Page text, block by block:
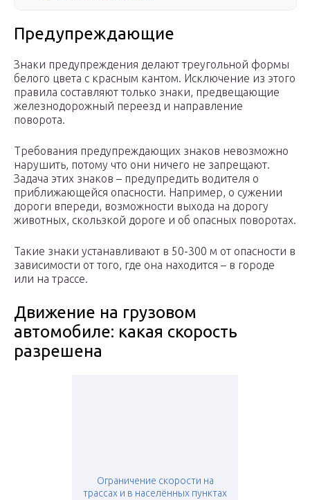
Предупреждающие
Знаки предупреждения делают треугольной формы
белого цвета с красным кантом. Исключение из этого
правила составляют только знаки, предвещающие
железнодорожный переезд и направление
поворота.
Требования предупреждающих знаков невозможно
нарушить, потому что они ничего не запрещают.
Задача этих знаков – предупредить водителя о
приближающейся опасности. Например, о сужении
дороги впереди, возможности выхода на дорогу
животных, скользкой дороге и об опасных поворотах.
Такие знаки устанавливают в 50-300 м от опасности в
зависимости от того, где она находится – в городе
или на трассе.
Движение на грузовом
автомобиле: какая скорость
разрешена
Ограничение скорости на
трассах и в населённых пунктах